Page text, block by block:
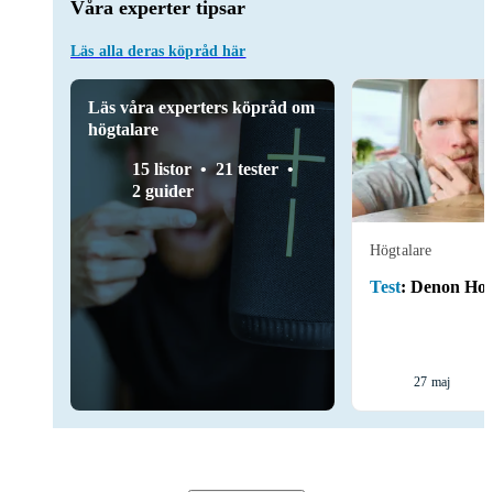
Våra experter tipsar
Läs alla deras köpråd här
Läs våra experters köpråd om
högtalare
15 listor
21 tester
2 guider
Högtalare
Test: Denon
27 maj